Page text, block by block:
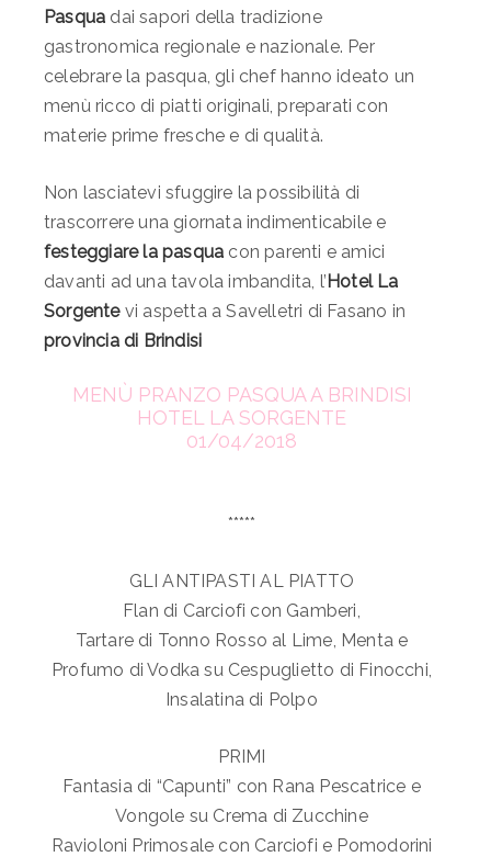
Pasqua dai sapori della tradizione
gastronomica regionale e nazionale. Per
celebrare la pasqua, gli chef hanno ideato un
menù ricco di piatti originali, preparati con
materie prime fresche e di qualità.
Non lasciatevi sfuggire la possibilità di
trascorrere una giornata indimenticabile e
festeggiare la pasqua con parenti e amici
davanti ad una tavola imbandita, l’ Hotel La
Sorgentevi aspetta a Savelletri di Fasano in
provincia di Brindisi
MENÙ PRANZO PASQUA A BRINDISI
HOTEL LA SORGENTE
01/04/2018
*****
GLI ANTIPASTI AL PIATTO
Flan di Carciofi con Gamberi,
Tartare di Tonno Rosso al Lime, Menta e
Profumo di Vodka su Cespuglietto di Finocchi,
Insalatina di Polpo
PRIMI
Fantasia di “Capunti” con Rana Pescatrice e
Vongole su Crema di Zucchine
Ravioloni Primosale con Carciofi e Pomodorini